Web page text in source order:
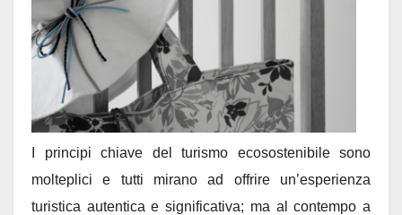
I principi chiave del turismo ecosostenibile sono
molteplici e tutti mirano ad offrire un’esperienza
turistica autentica e significativa; ma al contempo a